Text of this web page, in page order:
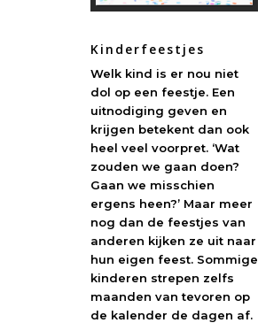
Kinderfeestjes
Welk kind is er nou niet
dol op een feestje. Een
uitnodiging geven en
krijgen betekent dan ook
heel veel voorpret. ‘Wat
zouden we gaan doen?
Gaan we misschien
ergens heen?’ Maar meer
nog dan de feestjes van
anderen kijken ze uit naar
hun eigen feest. Sommige
kinderen strepen zelfs
maanden van tevoren op
de kalender de dagen af.